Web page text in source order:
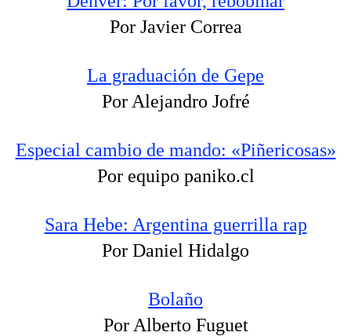
Por Javier Correa
La graduación de Gepe
Por Alejandro Jofré
Especial cambio de mando: «Piñericosas»
Por equipo paniko.cl
Sara Hebe: Argentina guerrilla rap
Por Daniel Hidalgo
Bolaño
Por Alberto Fuguet